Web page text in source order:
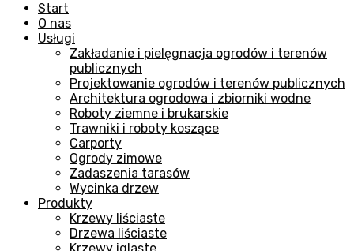
Start
O nas
Usługi
Zakładanie i pielęgnacja ogrodów i terenów
publicznych
Projektowanie ogrodów i terenów publicznych
Architektura ogrodowa i zbiorniki wodne
Roboty ziemne i brukarskie
Trawniki i roboty koszące
Carporty
Ogrody zimowe
Zadaszenia tarasów
Wycinka drzew
Produkty
Krzewy liściaste
Drzewa liściaste